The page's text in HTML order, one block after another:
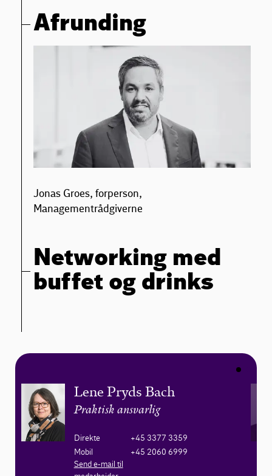
Afrunding
Jonas Groes, forperson,
Managementrådgiverne
Networking med
buffet og drinks
Lene Pryds Bach
Praktisk ansvarlig
Direkte
+45 3377 3359
Mobil
+45 2060 6999
Send e-mail til